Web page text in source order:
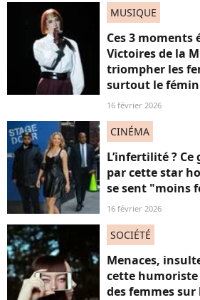
MUSIQUE
Ces 3 moments
Victoires de la
triompher les
surtout le
16 février 2026
CINÉMA
L’infertilité ?
par cette star
se sent "moins
16 février 2026
SOCIÉTÉ
Menaces,
cette
des femmes sur